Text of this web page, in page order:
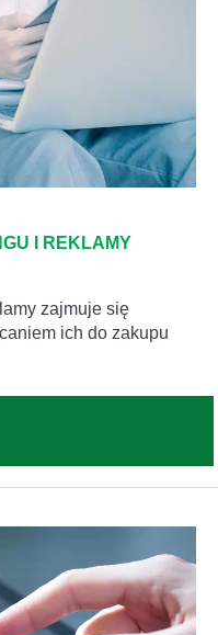
I REKLAMY
zajmuje się
ich do zakupu